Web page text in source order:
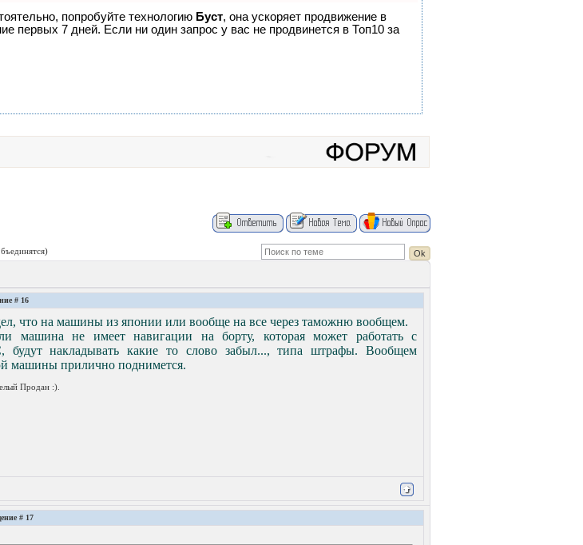
попробуйте технологию Буст, она ускоряет продвижение в
первых 7 дней. Если ни один запрос у вас не продвинется в Топ10 за
# 16
что на машины из японии или вообще на все через таможню вообщем.
машина не имеет навигации на борту, которая может работать с
накладывать какие то слово забыл..., типа штрафы. Вообщем
машины прилично поднимется.
Продан :).
# 17